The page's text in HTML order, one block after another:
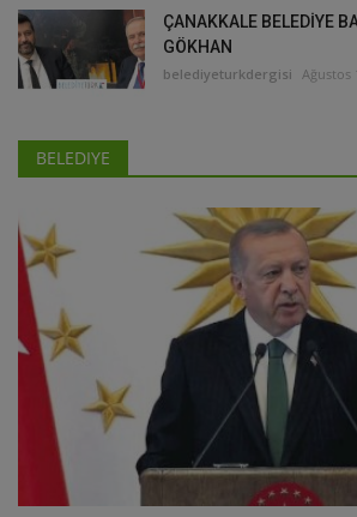
ÇANAKKALE BELEDİYE
GÖKHAN
belediyeturkdergisi Ağustos
BELEDIYE